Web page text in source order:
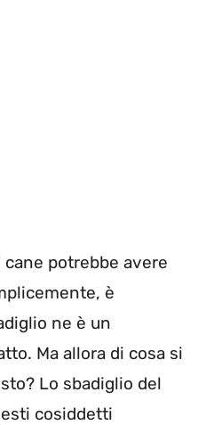
potrebbe avere
è
ne è un
Ma allora di cosa si
Lo sbadiglio del
cosiddetti